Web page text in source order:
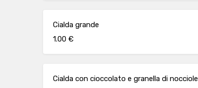
Cialda grande
1.00 €
Cialda con cioccolato e granella di nocciole